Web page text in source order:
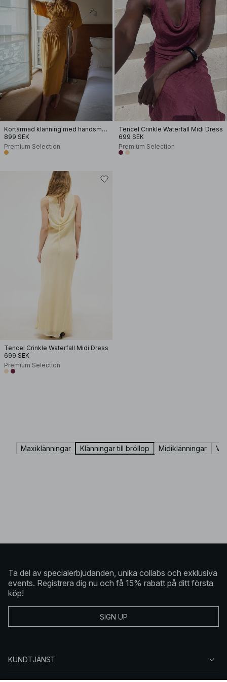
Kortärmad klänning med handsmock
899 SEK
Premium Selection
Tencel Crinkle Waterfall Midi Dress
699 SEK
Premium Selection
Tencel Crinkle Waterfall Midi Dress
699 SEK
Premium Selection
Maxiklänningar Klänningar till bröllop Midiklänningar
Ta del av specialerbjudanden, unika collabs och exklusiva
events. Registrera dig nu och få 15% rabatt på ditt första
köp!
SIGN UP
KUNDTJÄNST